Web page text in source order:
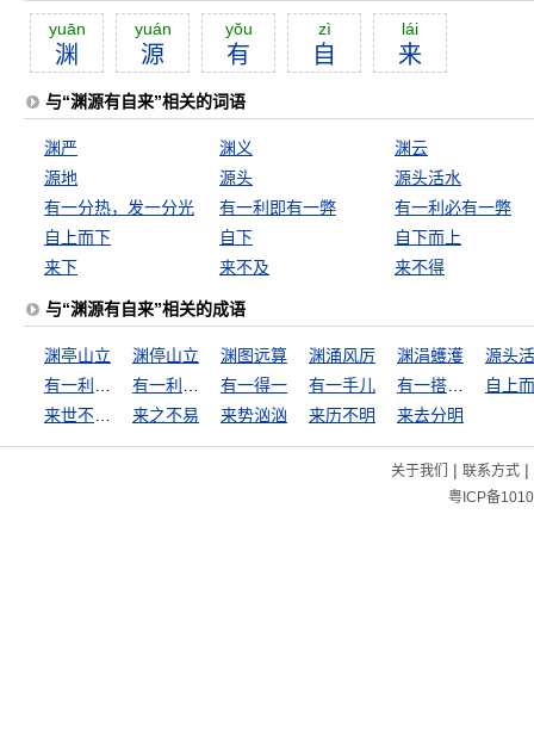
yuān
渊
yuán
源
yŏu
有
zì
自
lái
来
与“渊源有自来”相关的词语
渊严 渊义
渊云
源地
源头
源头活水
有一分热，发一分光
有一利即有一弊
有一利必有一弊
自上而下
自下
自下而上
来下
来不及 来不得
与“渊源有自来”相关的成语
渊亭山立 渊停山立 渊图远算 渊涌风厉 渊涓蠖濩
源头
有一得一 有一手儿
自上
来之不易 来势汹汹 来历不明 来去分明
关于我们 | 联系方式|
粤ICP备